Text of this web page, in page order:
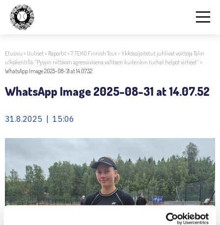
Etusivu > Uutiset> Raportit>7. TEHO Finnish Tour – Ykkössijoitetut juhlivat voittoja Talin
ulkokentillä: ”Pysyin riittävän agressiivisena välttäen kuitenkin turhat helpot virheet” >
WhatsApp Image 2025-08-31 at 14.07.52
WhatsApp Image 2025-08-31 at 14.07.52
31.8.2025 | 15:06